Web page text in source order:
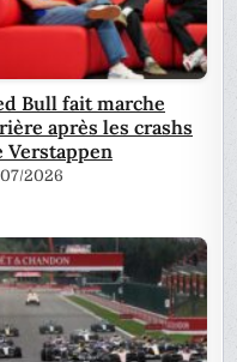
Bull fait marche
après les crashs
Verstappen
07/2026